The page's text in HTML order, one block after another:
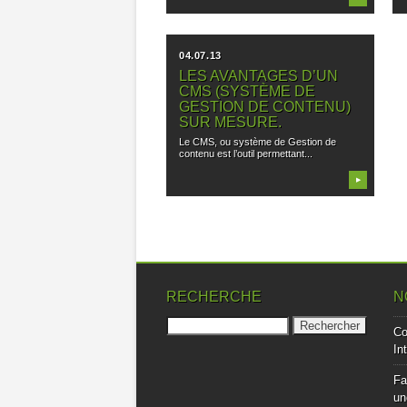
04.07.13
LES AVANTAGES D’UN
CMS (SYSTÈME DE
GESTION DE CONTENU)
SUR MESURE.
Le CMS, ou système de Gestion de
contenu est l’outil permettant...
▶
RECHERCHE